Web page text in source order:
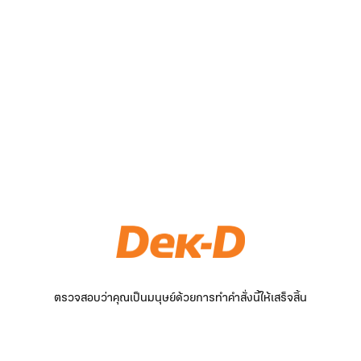
ตรวจสอบว่าคุณเป็นมนุษย์ด้วยการทำคำสั่งนี้ให้เสร็จสิ้น